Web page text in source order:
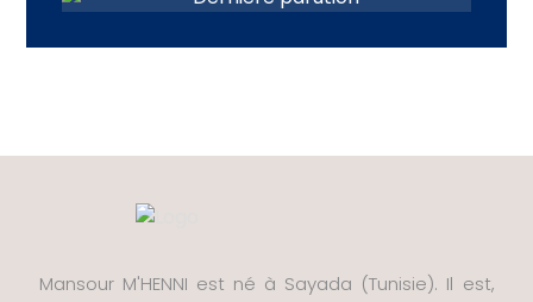
Mansour M'HENNI est né à Sayada (Tunisie). Il est,